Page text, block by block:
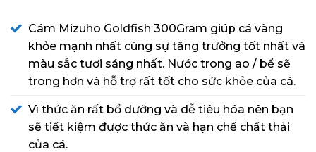
Cám Mizuho Goldfish 300Gram giúp cá vàng
khỏe mạnh nhất cùng sự tăng trưởng tốt nhất và
màu sắc tươi sáng nhất. Nước trong ao / bể sẽ
trong hơn và hỗ trợ rất tốt cho sức khỏe của cá.
Vì thức ăn rất bổ dưỡng và dễ tiêu hóa nên bạn
sẽ tiết kiệm được thức ăn và hạn chế chất thải
của cá.